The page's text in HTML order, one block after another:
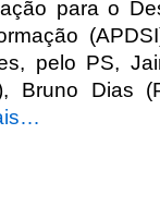
para o
pelo PS,
Bruno Dias